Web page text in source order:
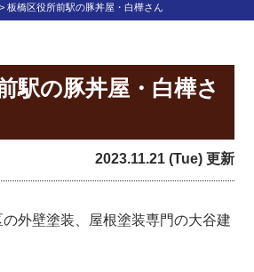
>板橋区役所前駅の豚丼屋・白樺さん
駅の豚丼屋・白樺さ
2023.11.21 (Tue) 更新
外壁塗装、屋根塗装専門の大谷建